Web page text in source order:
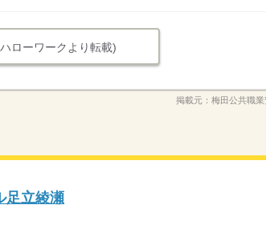
ローワークより転載)
掲載元： 梅田公共職
足立綾瀬